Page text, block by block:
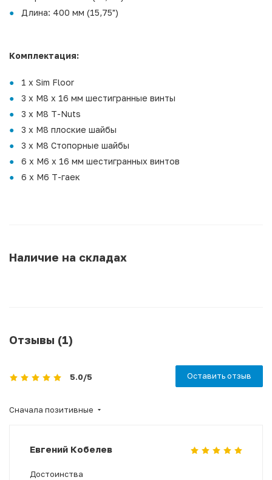
Длина: 400 мм (15,75")
Комплектация:
1 x Sim Floor
3 x M8 x 16 мм шестигранные винты
3 x M8 T-Nuts
3 x M8 плоские шайбы
3 x M8 Стопорные шайбы
6 x M6 x 16 мм шестигранных винтов
6 x M6 T-гаек
Наличие на складах
Отзывы (1)
5.0/5 Оставить отзыв
Сначала позитивные
Евгений Кобелев
Достоинства